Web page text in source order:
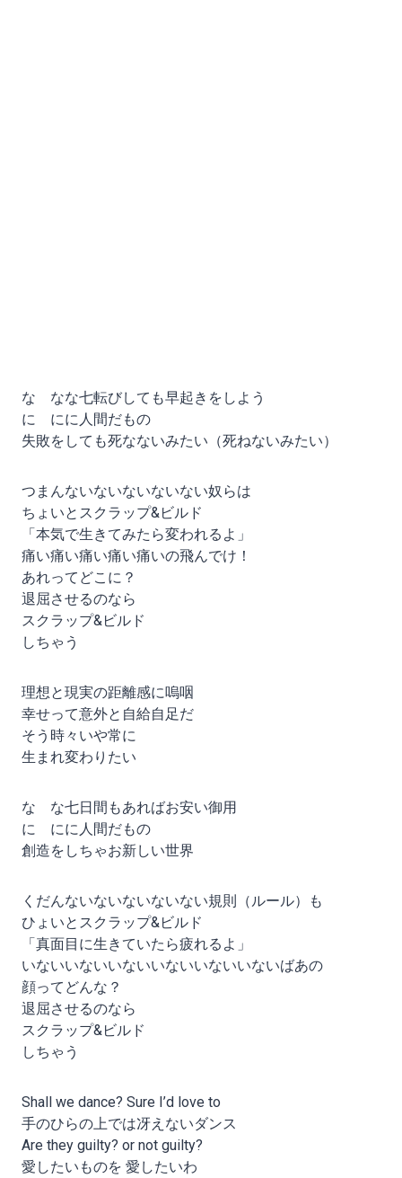
な なな七転びしても早起きをしよう
に にに人間だもの
失敗をしても死なないみたい（死ねないみたい）
つまんないないないないない奴らは
ちょいとスクラップ&ビルド
「本気で生きてみたら変われるよ」
痛い痛い痛い痛い痛いの飛んでけ！
あれってどこに？
退屈させるのなら
スクラップ&ビルド
しちゃう
理想と現実の距離感に嗚咽
幸せって意外と自給自足だ
そう時々いや常に
生まれ変わりたい
な な七日間もあればお安い御用
に にに人間だもの
創造をしちゃお新しい世界
くだんないないないないない規則（ルール）も
ひょいとスクラップ&ビルド
「真面目に生きていたら疲れるよ」
いないいないいないいないいないいないばあの
顔ってどんな？
退屈させるのなら
スクラップ&ビルド
しちゃう
Shall we dance? Sure I’d love to
手のひらの上では冴えないダンス
Are they guilty? or not guilty?
愛したいものを 愛したいわ